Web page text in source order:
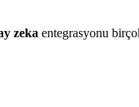
zeka entegrasyonu